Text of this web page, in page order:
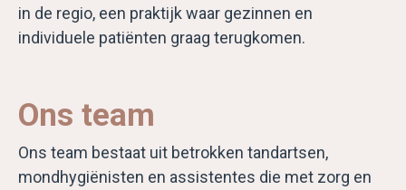
in de regio, een praktijk waar gezinnen en
individuele patiënten graag terugkomen.
Ons team
Ons team bestaat uit betrokken tandartsen,
mondhygiënisten en assistentes die met zorg en